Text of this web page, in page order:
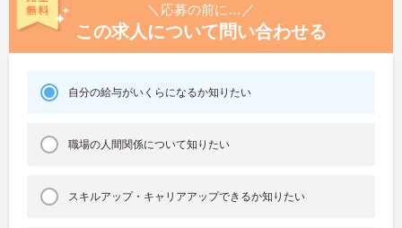
＼応募の前に…／
この求人について問い合わせる
自分の給与がいくらになるか知りたい
職場の人間関係について知りたい
スキルアップ・キャリアアップできるか知りたい